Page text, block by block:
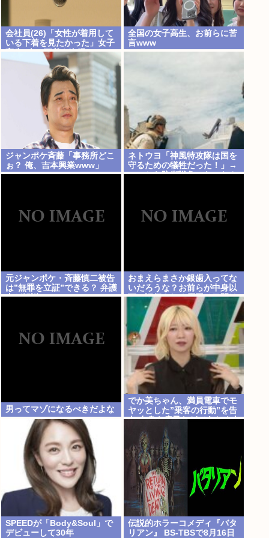
会社員(26)「女性が着用して
いる下着を見たかった」女子
高生2人の下着を盗撮
全国の女子高生、お前らに苦
言www
ジャンポケ斉藤「事務所どこ
ぉ？ 俺、吉本興業www」
ネトウヨ「神風特攻隊は国を
守るための犠牲だった！」→
いつから防衛戦争になったん
元ジャンポケ・斉藤慎二被告
は”無罪を立証”できる？ 弁護
士が解説
おまえらまさか銀歯入ってな
いだろうな？お前らが中身以
下に評価される原因は口開け
た時に見える銀歯
男ってマゾになるべきだよな
でか美ちゃん、満員電車でモ
ヤッとした”乗客の行動”を告
白 自身を扇子などであおぐ人
に「オイニーがつらくて…」
SPEEDが「Body&Soul」で
デビューして30年
伝説的ホラーコメディ『バタ
リアン』 BS-TBSで8月16日